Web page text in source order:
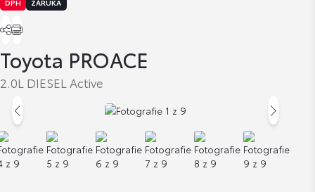
Toyota PROACE
2.0L DIESEL Active
DPH ZÁRUKA